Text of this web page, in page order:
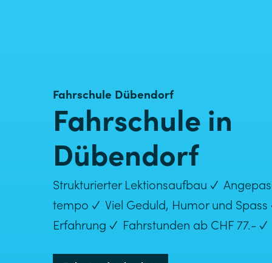
Fahrschule Dübendorf
Fahrschule in
Dübendorf
Strukturierter Lektions­aufbau ✓
tempo ✓ Viel Geduld, Humor und Spass
Erfahrung ✓ Fahr­stunden ab CHF 77.- ✓